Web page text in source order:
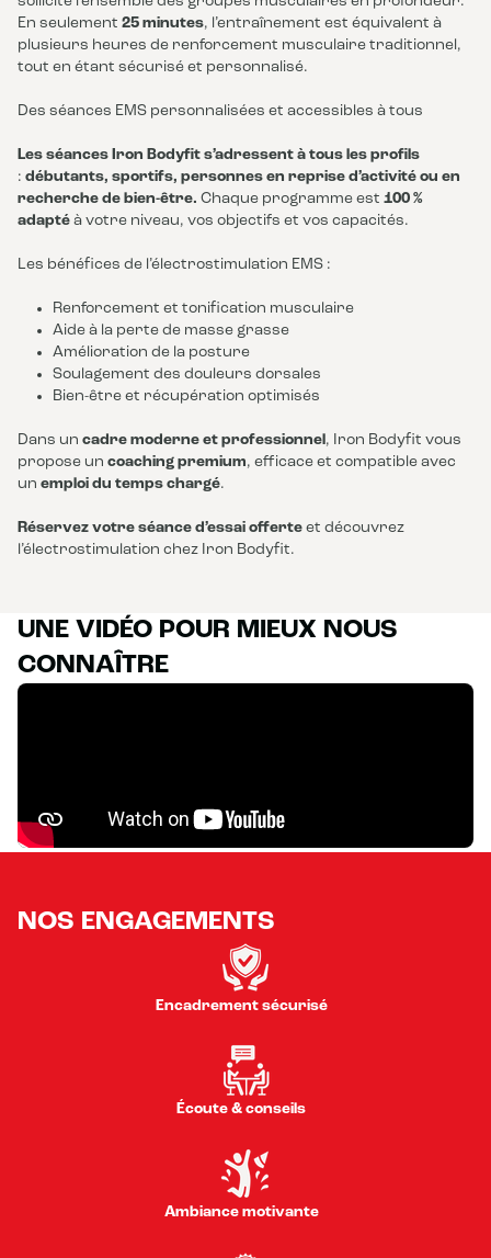
En seulement 25 minutes, l’entraînement est équivalent à
plusieurs heures de renforcement musculaire traditionnel,
tout en étant sécurisé et personnalisé.
Des séances EMS personnalisées et accessibles à tous
Les séances Iron Bodyfit s’adressent à tous les profils
: débutants, sportifs, personnes en reprise d’activité ou en
recherche de bien-être. Chaque programme est 100 %
adapté à votre niveau, vos objectifs et vos capacités.
Les bénéfices de l’électrostimulation EMS :
Renforcement et tonification musculaire
Aide à la perte de masse grasse
Amélioration de la posture
Soulagement des douleurs dorsales
Bien-être et récupération optimisés
Dans un cadre moderne et professionnel , Iron Bodyfit vous
propose un coaching premium, efficace et compatible avec
un emploi du temps chargé.
Réservez votre séance d’essai offerte et découvrez
l’électrostimulation chez Iron Bodyfit.
UNE VIDÉO POUR MIEUX NOUS
CONNAÎTRE
NOS ENGAGEMENTS
Encadrement sécurisé
Écoute & conseils
Ambiance motivante